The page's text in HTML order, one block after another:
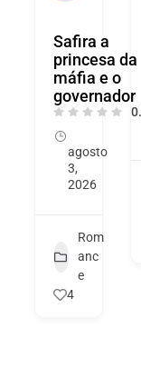
Safira a
princesa da
máfia e o
governador
agosto
3,
2026
Rom
anc
e
4